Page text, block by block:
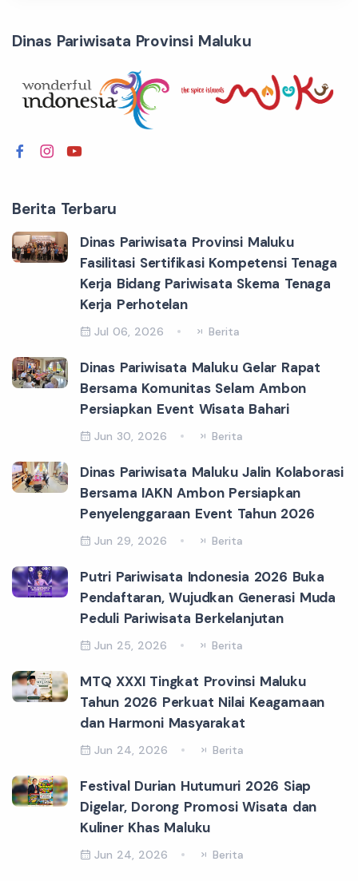
Dinas Pariwisata Provinsi Maluku
Berita Terbaru
Dinas Pariwisata Provinsi Maluku
Fasilitasi Sertifikasi Kompetensi Tenaga
Kerja Bidang Pariwisata Skema Tenaga
Kerja Perhotelan
Jul 06, 2026 Berita
Dinas Pariwisata Maluku Gelar Rapat
Bersama Komunitas Selam Ambon
Persiapkan Event Wisata Bahari
Jun 30, 2026 Berita
Dinas Pariwisata Maluku Jalin Kolaborasi
Bersama IAKN Ambon Persiapkan
Penyelenggaraan Event Tahun 2026
Jun 29, 2026 Berita
Putri Pariwisata Indonesia 2026 Buka
Pendaftaran, Wujudkan Generasi Muda
Peduli Pariwisata Berkelanjutan
Jun 25, 2026 Berita
MTQ XXXI Tingkat Provinsi Maluku
Tahun 2026 Perkuat Nilai Keagamaan
dan Harmoni Masyarakat
Jun 24, 2026 Berita
Festival Durian Hutumuri 2026 Siap
Digelar, Dorong Promosi Wisata dan
Kuliner Khas Maluku
Jun 24, 2026 Berita